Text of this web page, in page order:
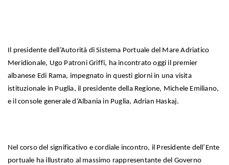
Il presidente dell’Autorità di Sistema Portuale del Mare Adriatico
Meridionale, Ugo Patroni Griffi, ha incontrato oggi il premier
albanese Edi Rama, impegnato in questi giorni in una visita
istituzionale in Puglia, il presidente della Regione, Michele Emiliano,
e il console generale d’Albania in Puglia, Adrian Haskaj.
Nel corso del significativo e cordiale incontro, il Presidente dell’Ente
portuale ha illustrato al massimo rappresentante del Governo